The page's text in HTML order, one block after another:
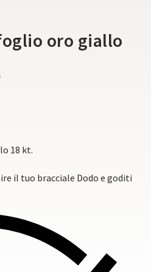
oro giallo
18 kt.
il tuo bracciale Dodo e goditi